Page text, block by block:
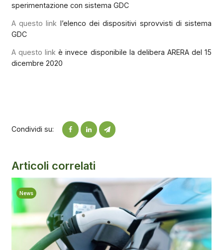
sperimentazione con sistema GDC
A questo link l’elenco dei dispositivi sprovvisti di sistema
GDC
A questo link è invece disponibile la delibera ARERA del 15
dicembre 2020
Condividi su:
Articoli correlati
News